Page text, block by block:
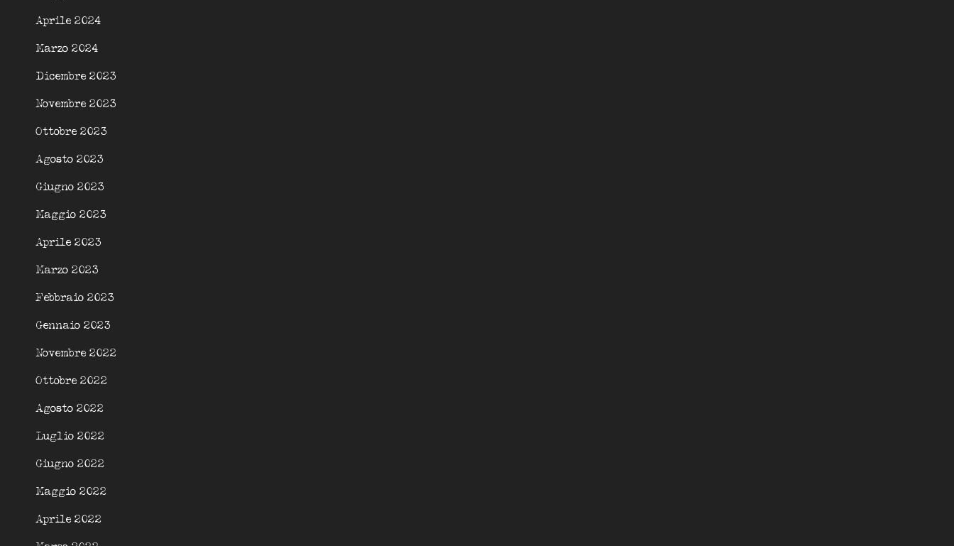
Aprile 2024
Marzo 2024
Dicembre 2023
Novembre 2023
Ottobre 2023
Agosto 2023
Giugno 2023
Maggio 2023
Aprile 2023
Marzo 2023
Febbraio 2023
Gennaio 2023
Novembre 2022
Ottobre 2022
Agosto 2022
Luglio 2022
Giugno 2022
Maggio 2022
Aprile 2022